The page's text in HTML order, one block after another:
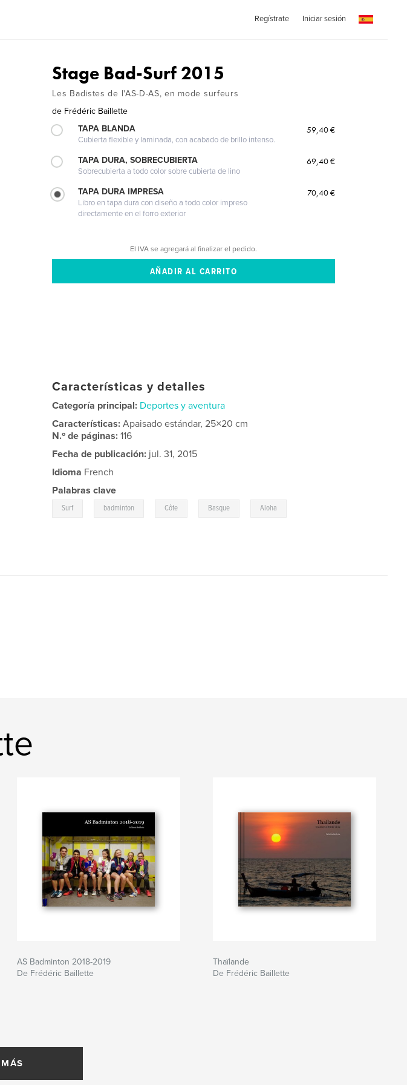
Regístrate Iniciar sesión
Stage Bad-Surf 2015
Les Badistes de l'AS-D-AS, en mode surfeurs
de Frédéric Baillette
TAPA BLANDA
Cubierta flexible y laminada, con acabado de brillo intenso.
59,40 €
TAPA DURA, SOBRECUBIERTA
Sobrecubierta a todo color sobre cubierta de lino
69,40 €
TAPA DURA IMPRESA
Libro en tapa dura con diseño a todo color impreso
directamente en el forro exterior
70,40 €
El IVA se agregará al finalizar el pedido.
Características y detalles
Categoría principal: Deportes y aventura
Características:Apaisado estándar, 25×20 cm
N.º de páginas:116
Fecha de publicación: jul. 31, 2015
Idioma French
Palabras clave
Surf badminton Côte Basque Aloha
AS Badminton 2018-2019
De Frédéric Baillette
Thaïlande
De Frédéric Baillette